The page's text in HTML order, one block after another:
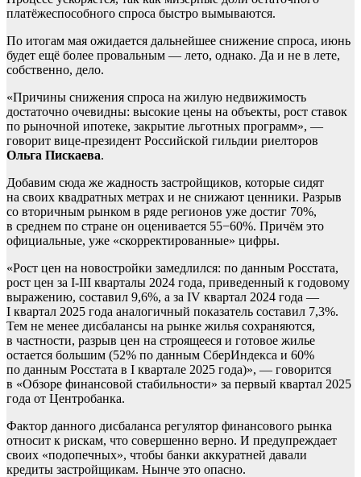
платёжеспособного спроса быстро вымываются.
По итогам мая ожидается дальнейшее снижение спроса, июнь
будет ещё более провальным — лето, однако. Да и не в лете,
собственно, дело.
«Причины снижения спроса на жилую недвижимость
достаточно очевидны: высокие цены на объекты, рост ставок
по рыночной ипотеке, закрытие льготных программ», —
говорит вице-президент Российской гильдии риелторов
Ольга Пискаева.
Добавим сюда же жадность застройщиков, которые сидят
на своих квадратных метрах и не снижают ценники. Разрыв
со вторичным рынком в ряде регионов уже достиг 70%,
в среднем по стране он оценивается 55−60%. Причём это
официальные, уже «скорректированные» цифры.
«Рост цен на новостройки замедлился: по данным Росстата,
рост цен за I-III кварталы 2024 года, приведенный к годовому
выражению, составил 9,6%, а за IV квартал 2024 года —
I квартал 2025 года аналогичный показатель составил 7,3%.
Тем не менее дисбалансы на рынке жилья сохраняются,
в частности, разрыв цен на строящееся и готовое жилье
остается большим (52% по данным СберИндекса и 60%
по данным Росстата в I квартале 2025 года)», — говорится
в «Обзоре финансовой стабильности» за первый квартал 2025
года от Центробанка.
Фактор данного дисбаланса регулятор финансового рынка
относит к рискам, что совершенно верно. И предупреждает
своих «подопечных», чтобы банки аккуратней давали
кредиты застройщикам. Нынче это опасно.